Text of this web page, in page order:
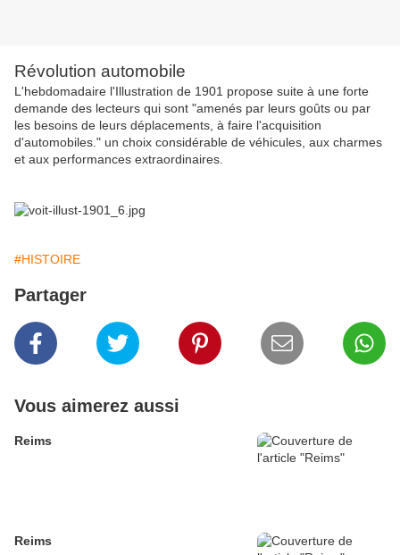
Révolution automobile
L'hebdomadaire l'Illustration de 1901 propose suite à une forte
demande des lecteurs qui sont "amenés par leurs goûts ou par
les besoins de leurs déplacements, à faire l'acquisition
d'automobiles." un choix considérable de véhicules, aux charmes
et aux performances extraordinaires.
#HISTOIRE
Partager
Vous aimerez aussi
Reims
Reims